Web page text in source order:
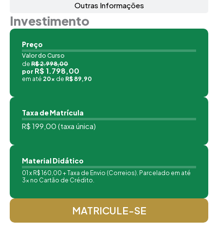
Outras Informações
Investimento
Preço
Valor do Curso
de R$ 2.998,00
por R$ 1.798,00
em até 20x de R$ 89,90
Taxa de Matrícula
R$ 199,00 (taxa única)
Material Didático
01 x R$ 160,00 + Taxa de Envio (Correios). Parcelado em até
3x no Cartão de Crédito.
MATRICULE-SE